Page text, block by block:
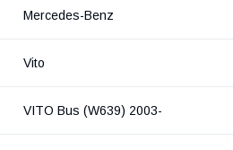
Mercedes-Benz
Vito
VITO Bus (W639) 2003-